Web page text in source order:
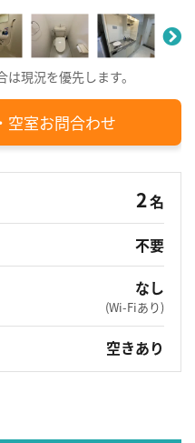
す。
現況を優先します。
空室お問合わせ
2名
不要
なし
(Wi-Fiあり)
空きあり